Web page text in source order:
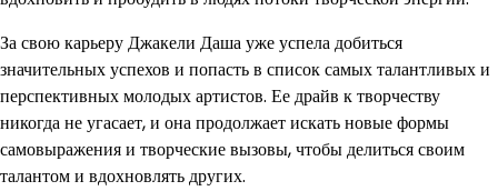
За свою карьеру Джакели Даша уже успела добиться
значительных успехов и попасть в список самых талантливых и
перспективных молодых артистов. Ее драйв к творчеству
никогда не угасает, и она продолжает искать новые формы
самовыражения и творческие вызовы, чтобы делиться своим
талантом и вдохновлять других.